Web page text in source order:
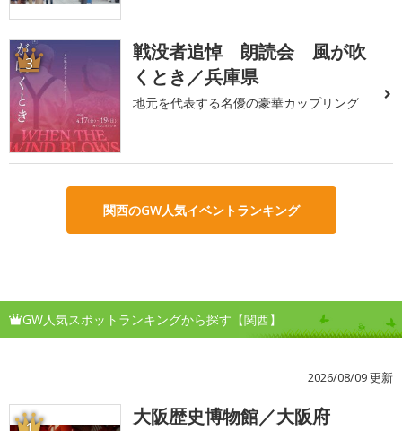
3
戦没者追悼 朗読会 風が吹
くとき／兵庫県
地元を代表する名優の豪華カップリング
関西のGW人気イベントランキング
GW人気スポットランキングから探す【関西】
2026/08/09 更新
大阪歴史博物館／大阪府